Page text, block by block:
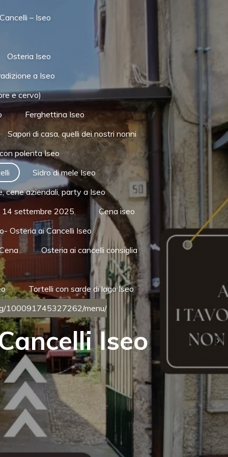
– Iseo
Osteria Iseo
a Iseo
e cervo)
Ferghettina Iseo
Sapori di casa, quelli dei nostri nonni
polenta Iseo
Sidro di mele Iseo
cene aziendali, party a Iseo
14 settembre 2025.
Cena iseo
Osteria ai Cancelli Iseo
Osteria ai cancelli consiglia
Tortelli con sarde di lago Iseo
100091745327262/menu/
Iseo